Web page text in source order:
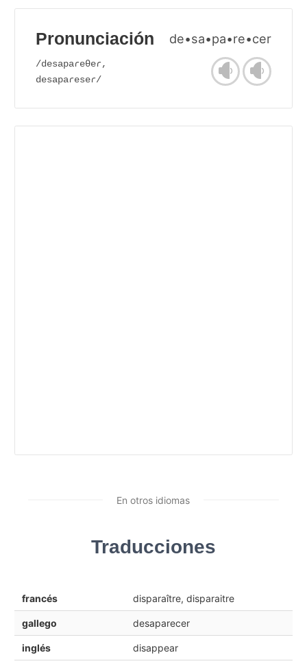
Pronunciación de•sa•pa•re•cer
/desapaɾeθeɾ,
desapaɾeseɾ/
En otros idiomas
Traducciones
francés disparaître, disparaitre
gallego desaparecer
inglés disappear